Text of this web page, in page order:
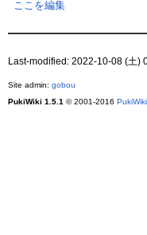
ここを編集
Last-modified: 2022-10-08 (土)
Site admin: gobou
PukiWiki 1.5.1 © 2001-2016